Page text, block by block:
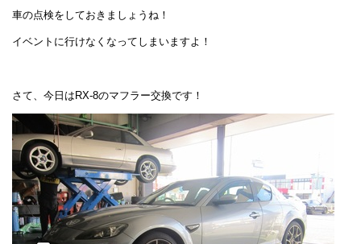
車の点検をしておきましょうね！
イベントに行けなくなってしまいますよ！
さて、今日はRX-8のマフラー交換です！